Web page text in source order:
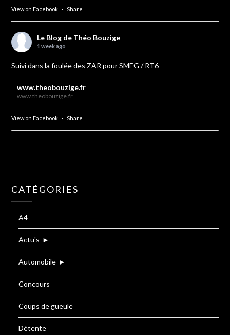
View on Facebook · Share
Le Blog de Théo Bouzige
1 week ago
Suivi dans la foulée des ZAR pour SMEG / RT6
www.theobouzige.fr
www.theobouzige.fr
View on Facebook · Share
CATÉGORIES
A4
Actu's ►
Automobile ►
Concours
Coups de gueule
Détente